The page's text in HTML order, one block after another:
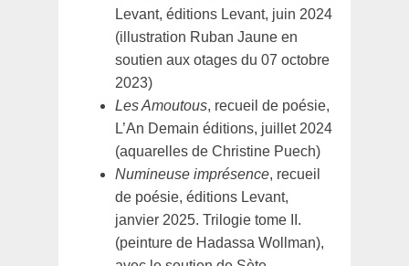
Levant, éditions Levant, juin 2024
(illustration Ruban Jaune en
soutien aux otages du 07 octobre
2023)
Les Amoutous, recueil de poésie,
L’An Demain éditions, juillet 2024
(aquarelles de Christine Puech)
Numineuse imprésence, recueil
de poésie, éditions Levant,
janvier 2025. Trilogie tome II.
(peinture de Hadassa Wollman),